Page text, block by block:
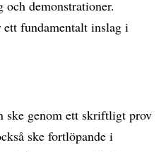
demonstrationer.
fundamentalt inslag i
ske genom ett skriftligt prov
ske fortlöpande i